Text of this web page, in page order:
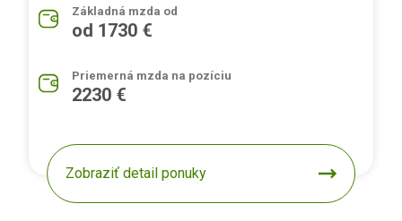
Základná mzda od
od 1730 €
Priemerná mzda na pozíciu
2230 €
Zobraziť detail ponuky